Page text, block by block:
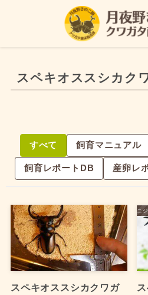
スペキオススシカク
すべて 飼育マニュアル
飼育レポートDB 産卵レ
スペキオススシカクワガ
外国産クワガタ（ニ